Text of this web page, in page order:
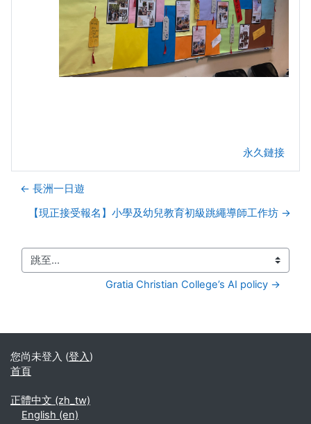
永久鏈接
← 長洲一日遊
【現正接受報名】小學及幼兒教育初級跳繩導師工作坊 →
跳至...
Gratia Christian College’s AI policy →
您尚未登入 (登入)
首頁
正體中文 ‎(zh_tw)‎
English ‎(en)‎